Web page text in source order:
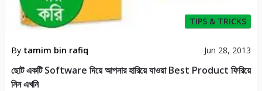
TIPS & TRICKS
By tamim bin rafiq Jun 28, 2013
ছোট একটি Software দিয়ে আপনার হারিয়ে যাওয়া Best Product ফিরিয়ে
নিন এখনি